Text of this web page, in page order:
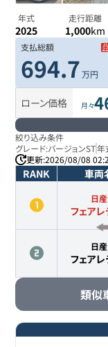
年式
2025
走行距離
1,000km
支払総額
694.7 万円
ローン価格 月々
絞り込み条件
グレード:バージョンST年
更新:2026/08/08
RANK 車両
日産
フェアレ
日産
フェアレ
類似